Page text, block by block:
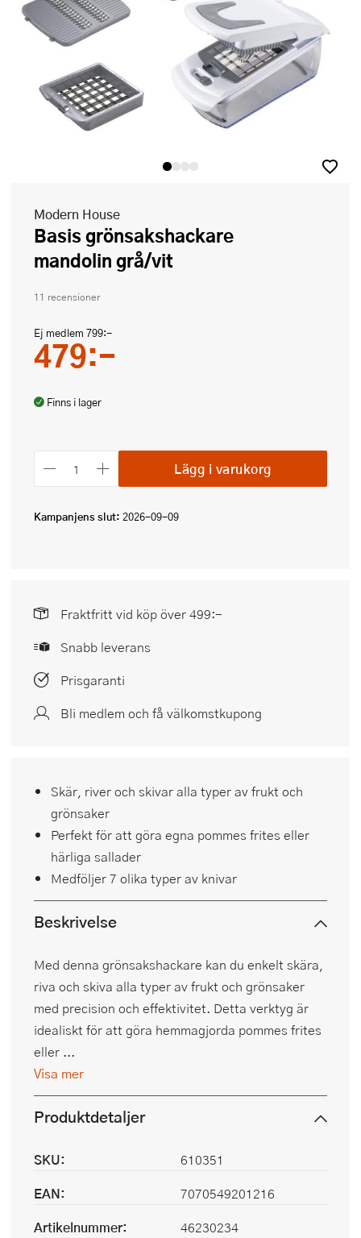
Modern House
Basis grönsakshackare
mandolin grå/vit
11 recensioner
Ej medlem 799:-
479:-
Finns i lager
Lägg i varukorg
Kampanjens slut: 2026-09-09
Fraktfritt vid köp över 499:-
Snabb leverans
Prisgaranti
Bli medlem och få välkomstkupong
Skär, river och skivar alla typer av frukt och
grönsaker
Perfekt för att göra egna pommes frites eller
härliga sallader
Medföljer 7 olika typer av knivar
Beskrivelse
Med denna grönsakshackare kan du enkelt skära,
riva och skiva alla typer av frukt och grönsaker
med precision och effektivitet. Detta verktyg är
idealiskt för att göra hemmagjorda pommes frites
eller ...
Visa mer
Produktdetaljer
SKU:
610351
EAN:
7070549201216
Artikelnummer:
46230234